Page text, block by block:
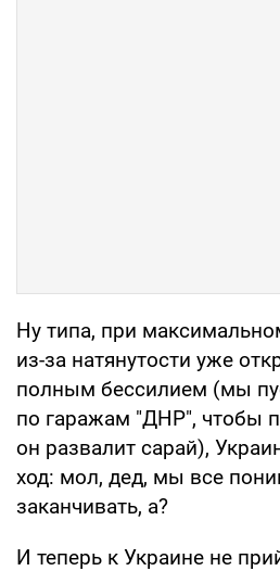
Ну типа, при
из-за натянутости уже
полным бессилием (мы
по гаражам "ДНР", чтобы
он развалит сарай),
ход: мол, дед, мы все
заканчивать, а?
И теперь к Украине не